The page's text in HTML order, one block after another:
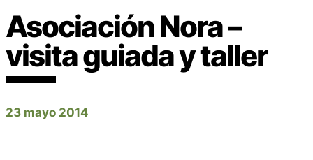
Asociación Nora –
visita guiada y taller
23 mayo 2014